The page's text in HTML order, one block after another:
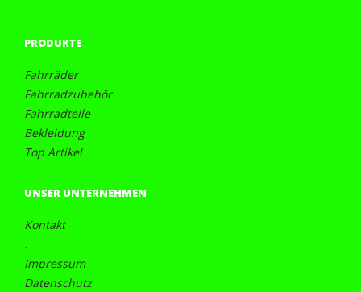
PRODUKTE
Fahrräder
Fahrradzubehör
Fahrradteile
Bekleidung
Top Artikel
UNSER UNTERNEHMEN
Kontakt
.
Impressum
Datenschutz